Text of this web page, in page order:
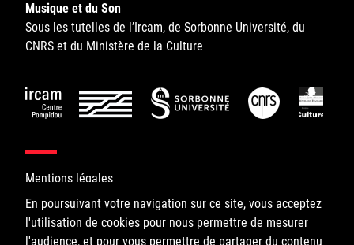
Offres d'emplois/stages
En poursuivant votre navigation sur ce site, vous acceptez
l'utilisation de cookies pour nous permettre de mesurer
l'audience, et pour vous permettre de partager du contenu
Musique et du Son
Sous les tutelles de l’Ircam, de Sorbonne Université, du
CNRS et du Ministère de la Culture
Mentions légales
©IRCAM, 2026. All Rights Reserved.